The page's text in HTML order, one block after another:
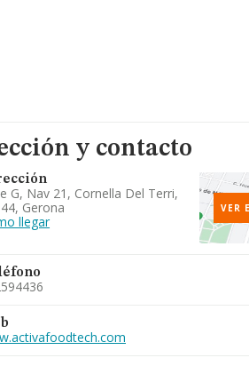
y contacto
G, Nav 21, Cornella Del Terri,
Gerona
llegar
VER